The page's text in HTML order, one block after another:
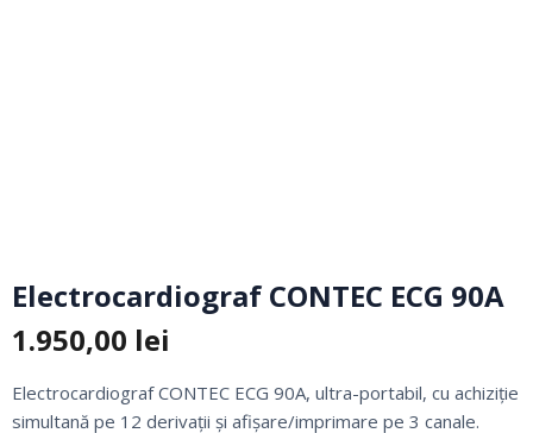
Electrocardiograf CONTEC ECG 90A
1.950,00 lei
Electrocardiograf CONTEC ECG 90A, ultra-portabil, cu achiziție
simultană pe 12 derivații și afișare/imprimare pe 3 canale.